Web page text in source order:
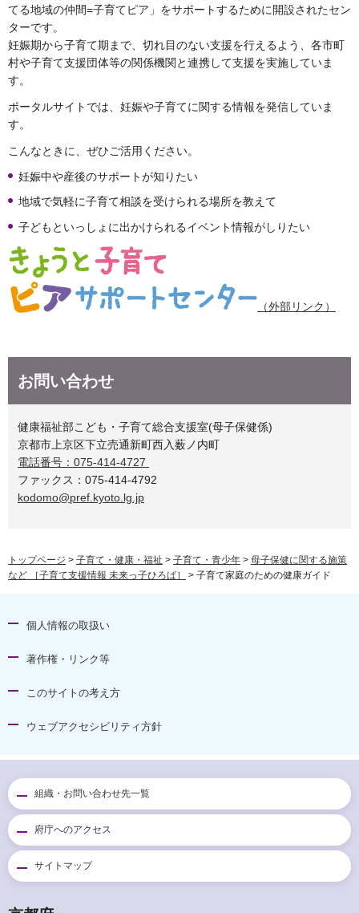
てる地域の仲間=子育てピア」をサポートするために開設されたセン
ターです。
妊娠期から子育て期まで、切れ目のない支援を行えるよう、各市町
村や子育て支援団体等の関係機関と連携して支援を実施していま
す。
ポータルサイトでは、妊娠や子育てに関する情報を発信していま
す。
こんなときに、ぜひご活用ください。
妊娠中や産後のサポートが知りたい
地域で気軽に子育て相談を受けられる場所を教えて
子どもといっしょに出かけられるイベント情報がしりたい
（外部リンク）
お問い合わせ
健康福祉部こども・子育て総合支援室(母子保健係)
京都市上京区下立売通新町西入薮ノ内町
電話番号：075-414-4727
ファックス：075-414-4792
kodomo@pref.kyoto.lg.jp
トップページ > 子育て・健康・福祉 > 子育て・青少年 > 母子保健に関する施策
など ［子育て支援情報 未来っ子ひろば］
> 子育て家庭のための健康ガイド
個人情報の取扱い
著作権・リンク等
このサイトの考え方
ウェブアクセシビリティ方針
組織・お問い合わせ先一覧
府庁へのアクセス
サイトマップ